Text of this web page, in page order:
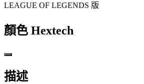
LEAGUE OF LEGENDS 版
顏色 Hextech
描述